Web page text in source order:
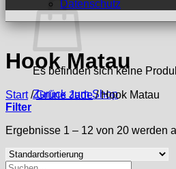
Es befinden sich keine
Zurück zum Shop
Datenschutz
Hook Matau
Start / Grüne Jade /Hook Matau
Filter
Ergebnisse 1 – 12 von 20 werden
Suchen